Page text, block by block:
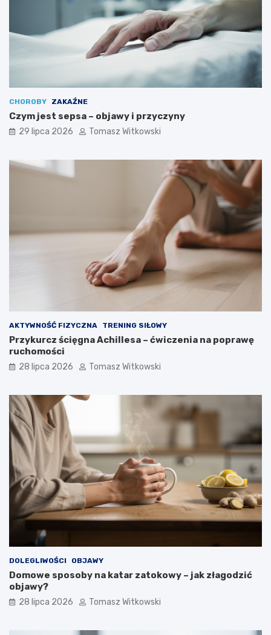
CHOROBY ZAKAŹNE
Czym jest sepsa – objawy i przyczyny
29 lipca 2026 Tomasz Witkowski
AKTYWNOŚĆ FIZYCZNA TRENING SIŁOWY
Przykurcz ścięgna Achillesa – ćwiczenia na poprawę
ruchomości
28 lipca 2026 Tomasz Witkowski
DOLEGLIWOŚCI OBJAWY
Domowe sposoby na katar zatokowy – jak złagodzić
objawy?
28 lipca 2026 Tomasz Witkowski